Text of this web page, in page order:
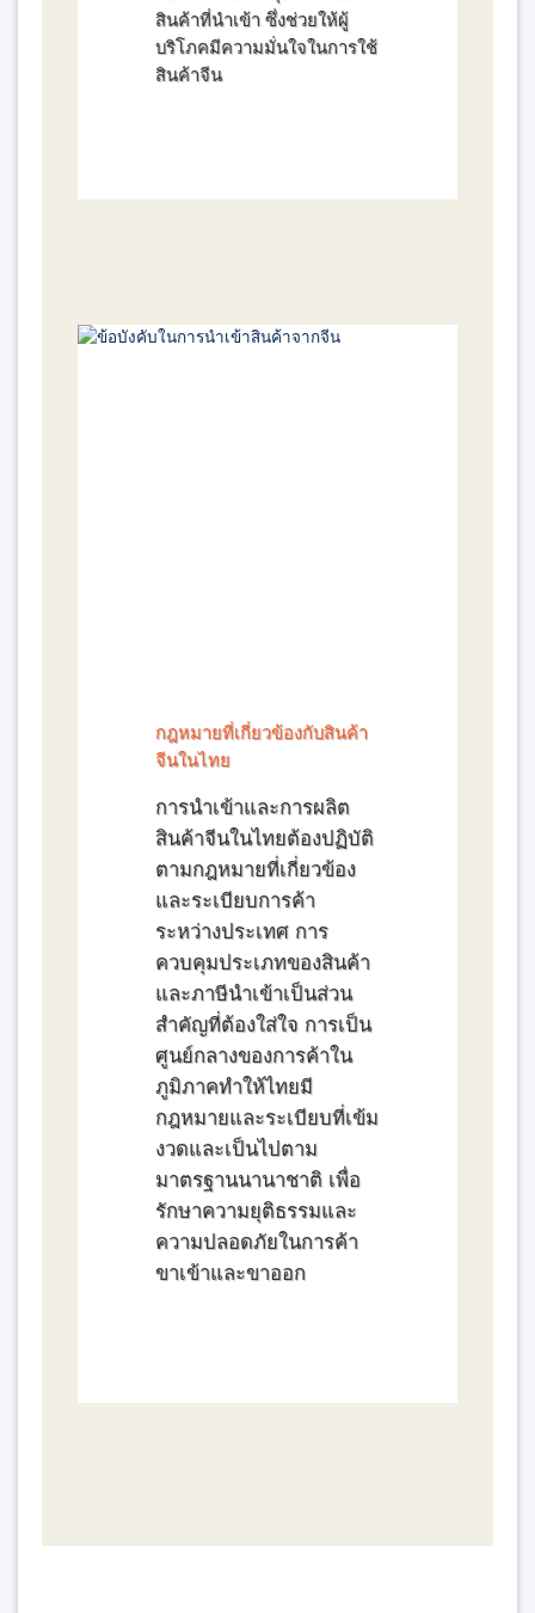
สินค้าที่นำเข้า ซึ่งช่วยให้ผู้
บริโภคมีความมั่นใจในการใช้
สินค้าจีน
กฎหมายที่เกี่ยวข้องกับสินค้า
จีนในไทย
การนำเข้าและการผลิต
สินค้าจีนในไทยต้องปฏิบัติ
ตามกฎหมายที่เกี่ยวข้อง
และระเบียบการค้า
ระหว่างประเทศ การ
ควบคุมประเภทของสินค้า
และภาษีนำเข้าเป็นส่วน
สำคัญที่ต้องใส่ใจ การเป็น
ศูนย์กลางของการค้าใน
ภูมิภาคทำให้ไทยมี
กฎหมายและระเบียบที่เข้ม
งวดและเป็นไปตาม
มาตรฐานนานาชาติ เพื่อ
รักษาความยุติธรรมและ
ความปลอดภัยในการค้า
ขาเข้าและขาออก